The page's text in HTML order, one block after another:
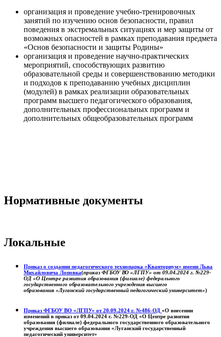
организация и проведение учебно-тренировочных
занятий по изучению основ безопасности, правил
поведения в экстремальных ситуациях и мер защиты от
возможных опасностей в рамках преподавания предмета
«Основ безопасности и защиты Родины»
организация и проведение научно-практических
мероприятий, способствующих развитию
образовательной среды и совершенствованию методики
и подходов к преподаванию учебных дисциплин
(модулей) в рамках реализации образовательных
программ высшего педагогического образования,
дополнительных профессиональных программ и
дополнительных общеобразовательных программ
Нормативные документы
Локальные
Приказ о создании педагогического технопарка «Кванториум» имени Льва
Михайловича Лоповка(приказ ФГБОУ ВО «ЛГПУ» от 09.04.2024 г. №229-
ОД «О Центре развития образования (филиале) федерального
государственного образовательного учреждения высшего
образования «Луганский государственный педагогический университет»)
Приказ ФГБОУ ВО «ЛГПУ» от 20.09.2024 г. №486-ОД «О внесении
изменений в приказ от 09.04.2024 г. №229-ОД «О Центре развития
образования (филиале) федерального государственного образовательного
учреждения высшего образования «Луганский государственный
педагогический университет»